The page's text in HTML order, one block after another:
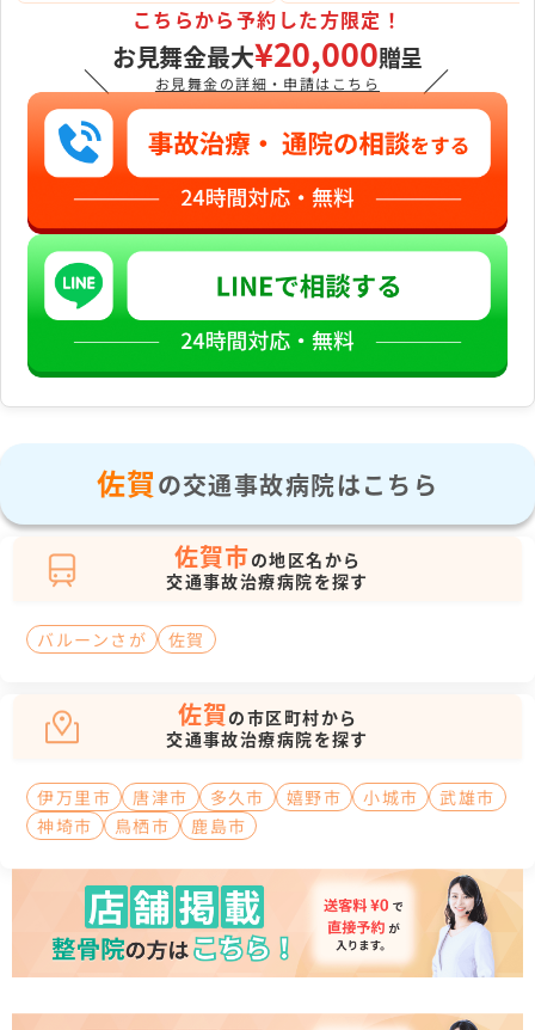
にも安心感があります。
詳しく教えてくれました。
＼
こちらから予約した方限定！
お見舞金最大¥20,000贈呈
お見舞金の詳細・申請はこちら ／
佐賀の交通事故病院はこちら
佐賀市の地区名から
交通事故治療病院を探す
バルーンさが 佐賀
佐賀の市区町村から
交通事故治療病院を探す
伊万里市 唐津市 多久市 嬉野市 小城市
武雄市
神埼市
鳥栖市 鹿島市